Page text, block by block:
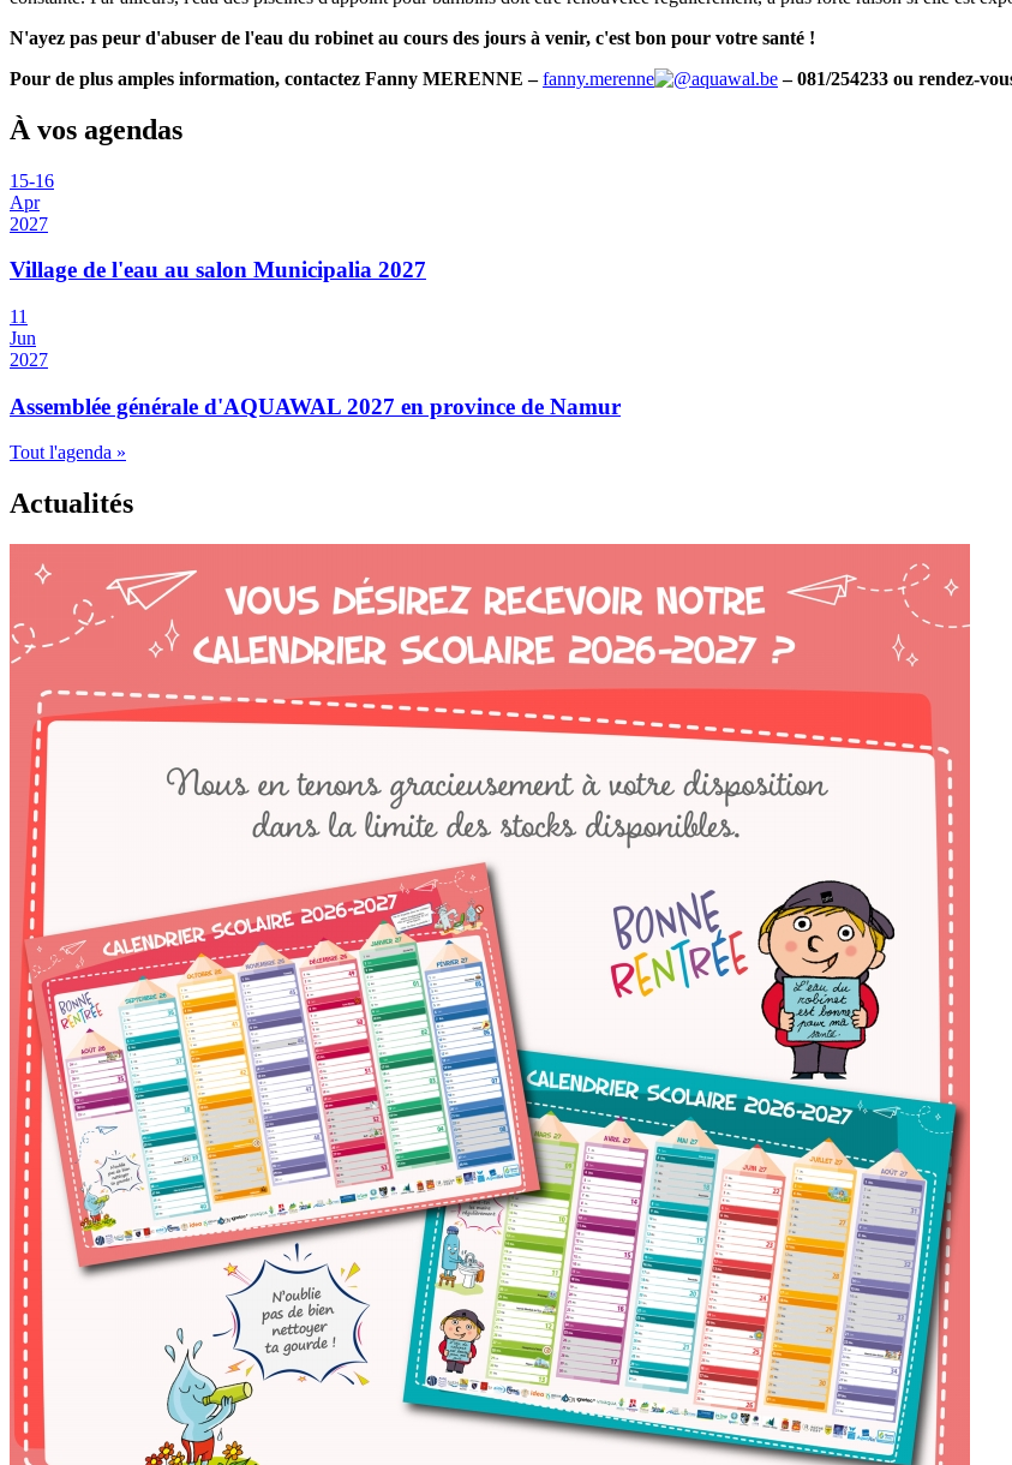
N'ayez pas peur d'abuser de l'eau du robinet au cours des jours à venir, c'est bon pour votre santé !
Pour de plus amples information, contactez Fanny MERENNE –fanny.merenne aquawal.be– 081/254233 ou rendez-
À vos agendas
15-16
Apr
2027
Village de l'eau au salon Municipalia 2027
11
Jun
2027
Assemblée générale d'AQUAWAL 2027 en province de Namur
Tout l'agenda »
Actualités